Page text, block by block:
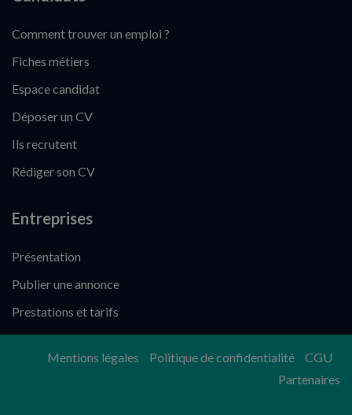
Comment trouver un emploi ?
Fiches métiers
Espace candidat
Déposer un CV
Ils recrutent
Rédiger son CV
Entreprises
Présentation
Publier une annonce
Prestations et tarifs
Mentions légales Politique de confidentialité
CGU
Partenaires